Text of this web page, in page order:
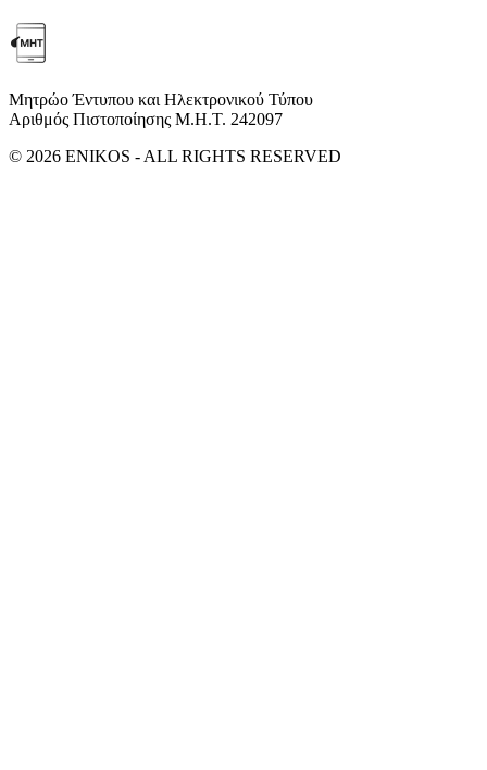
Μητρώο Έντυπου και Ηλεκτρονικού Τύπου
Αριθμός Πιστοποίησης Μ.Η.Τ. 242097
© 2026 ENIKOS - ALL RIGHTS RESERVED